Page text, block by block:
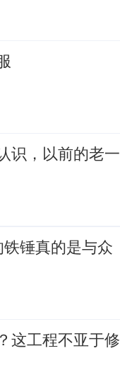
识，以前的老一
锤真的是与众
这工程不亚于修